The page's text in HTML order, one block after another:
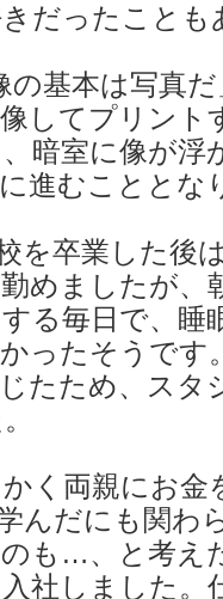
だったことも
の基本は写真
してプリント
暗室に像が浮
進むこととな
を卒業した後
めましたが、
る毎日で、睡
ったそうです
たため、スタ
く両親にお
んだにも関わ
も…、と考え
社しました。